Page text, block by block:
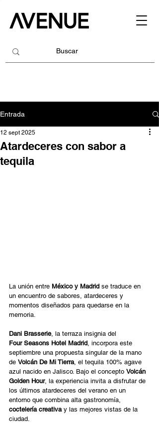
Entrada
Atardeceres con sabor a
tequila
12 sept 2025
La unión entre México y Madrid se traduce en
un encuentro de sabores, atardeceres y
momentos diseñados para quedarse en la
memoria.
Dani Brasserie, la terraza insignia del
Four Seasons Hotel Madrid, incorpora este
septiembre una propuesta singular de la mano
de Volcán De Mi Tierra, el tequila 100% agave
azul nacido en Jalisco. Bajo el concepto Volcán
Golden Hour, la experiencia invita a disfrutar de
los últimos atardeceres del verano en un
entorno que combina alta gastronomía,
coctelería creativa y las mejores vistas de la
ciudad.